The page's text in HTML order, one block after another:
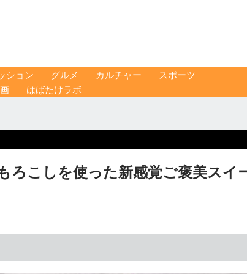
ション グルメ カルチャー
スポーツ
はばたけラボ
こしを使った新感覚ご褒美スイ